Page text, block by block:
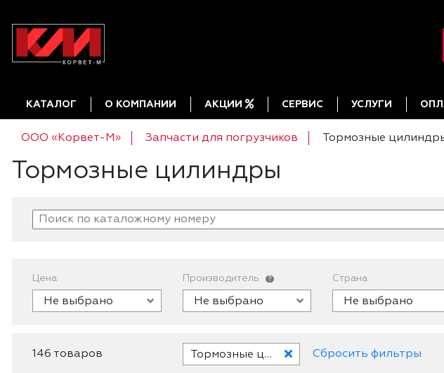
КАТАЛОГ О КОМПАНИИ АКЦИИ СЕРВИС УСЛУГИ
ООО «Корвет-М» Запчасти для погрузчиков Тормозные
Тормозные цилиндры
Цена
Не выбрано
Производитель ?
Не выбрано
Страна
Не выбрано
146 товаров Тормозные цилиндры Сбросить фильтры